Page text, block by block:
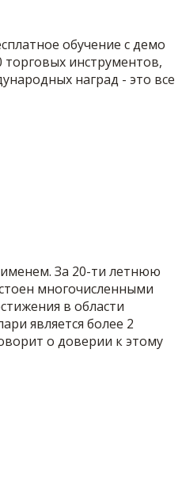
обучение с демо
торговых инструментов,
наград - это все
За 20-ти летнюю
многочисленными
в области
является более 2
о доверии к этому